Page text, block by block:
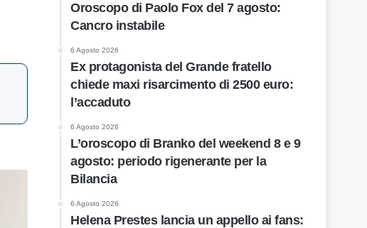
Oroscopo di Paolo Fox del 7 agosto:
Cancro instabile
6 Agosto 2026
Ex protagonista del Grande fratello
chiede maxi risarcimento di 2500 euro:
l’accaduto
6 Agosto 2026
L’oroscopo di Branko del weekend 8 e 9
agosto: periodo rigenerante per la
Bilancia
6 Agosto 2026
Helena Prestes lancia un appello ai fans: